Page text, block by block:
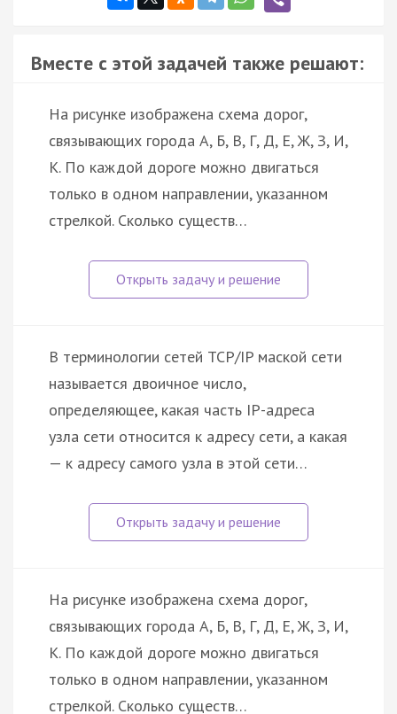
Вместе с этой задачей также решают:
На рисунке изображена схема дорог,
связывающих города А, Б, В, Г, Д, Е, Ж, З, И,
К. По каждой дороге можно двигаться
только в одном направлении, указанном
стрелкой. Сколько существ…
В терминологии сетей TCP/IP маской сети
называется двоичное число,
определяющее, какая часть IP-адреса
узла сети относится к адресу сети, а какая
— к адресу самого узла в этой сети…
На рисунке изображена схема дорог,
связывающих города А, Б, В, Г, Д, Е, Ж, З, И,
К. По каждой дороге можно двигаться
только в одном направлении, указанном
стрелкой. Сколько существ…